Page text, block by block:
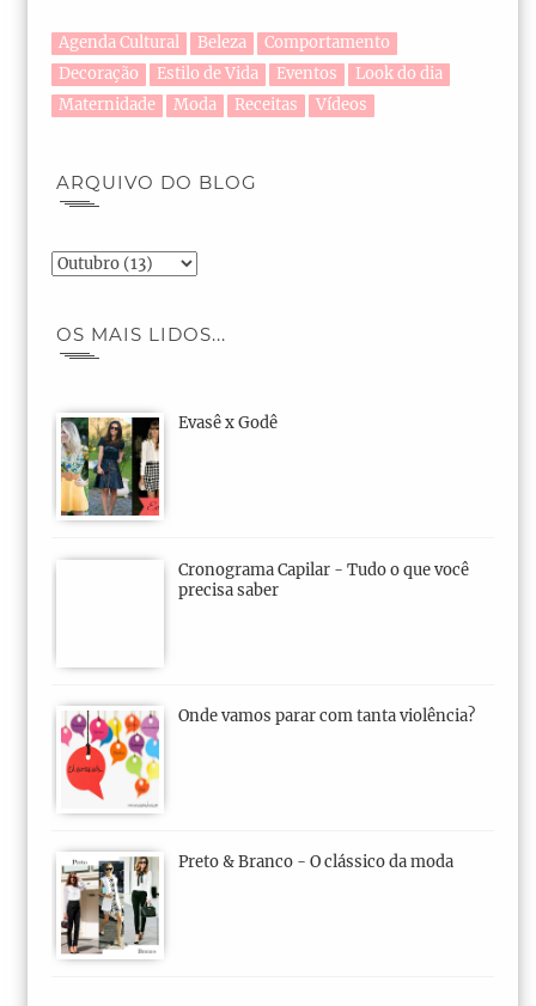
Agenda Cultural Beleza
Comportamento
Decoração
Estilo de Vida Eventos
Look do dia
Maternidade
Moda Receitas Vídeos
ARQUIVO DO BLOG
OS MAIS LIDOS...
Evasê x Godê
Cronograma Capilar - Tudo o que você
precisa saber
Onde vamos parar com tanta violência?
Preto & Branco - O clássico da moda